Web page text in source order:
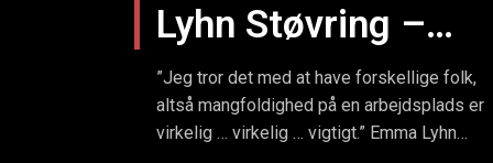
Podcasts
Lyhn Støvring –
Dygtig kvindelig
bygningssnedker –
”Jeg tror det med at have forskellige folk,
altså mangfoldighed på en arbejdsplads er
virkelig … virkelig … vigtigt.” Emma Lyhn